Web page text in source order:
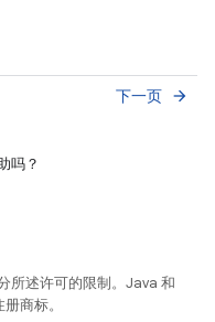
下一页 arrow_forward
吗？
所述许可的限制。Java 和
商标。